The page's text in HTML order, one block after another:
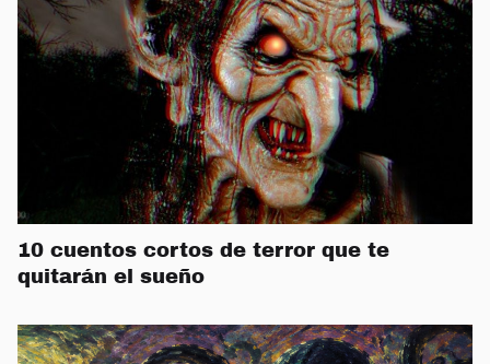
10 cuentos cortos de terror que te
quitarán el sueño